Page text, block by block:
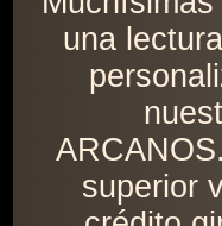
una
superior